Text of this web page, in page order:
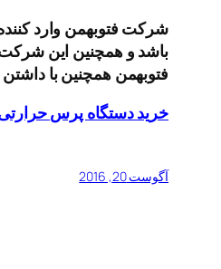
شرکت فتوبهمن وارد کننده
باشد و همچنین این
فتوبهمن همچنین با
خرید دستگاه پرس
آگوست 20, 2016